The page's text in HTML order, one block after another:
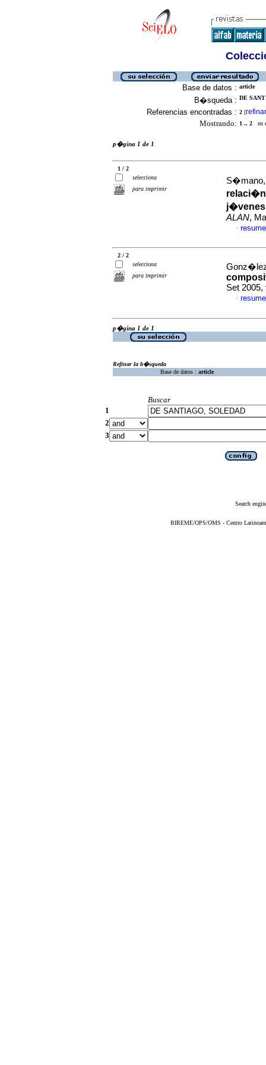
Base de datos : article
B�squeda : DE
Referencias encontradas : 2 [refinar
Mostrando: 1 .. 2 en
p�gina 1 de 1
1 / 2
selecciona
para imprimir
relaci�n
j�venes
ALAN,
·
2 / 2
selecciona
para imprimir
Set 2005,
·
p�gina 1 de 1
Refinar la b�squeda
Base de datos : article
Buscar
1
2
3
Search
BIREME/OPS/OMS - Centro